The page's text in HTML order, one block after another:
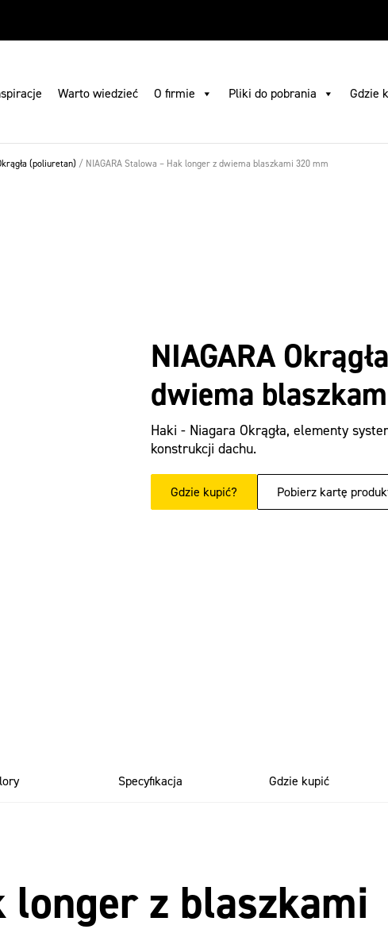
Warto wiedzieć O firmie Pliki do pobrania Gdzie
(poliuretan) / NIAGARA Stalowa – Hak longer z dwiema blaszkami 320 mm
NIAGARA
dwiema
Haki - Niagara Okrągła, elementy
konstrukcji dachu.
Gdzie kupić? Pobierz kartę
Specyfikacja Gdzie kupić
z blaszkami